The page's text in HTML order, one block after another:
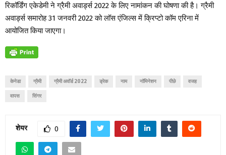
रिकॉर्डिंग एकेडेमी ने ग्रैमी अवार्ड्स 2022 के लिए नामांकन की घोषणा की है। ग्रैमी
अवार्ड्स समारोह 31 जनवरी 2022 को लॉस एंजिल्स में क्रिप्टो कॉम एरिना में
आयोजित किया जाएगा।
केनेडा ग्रैमी ग्रैमी अवॉर्ड 2022 ड्रेक नाम नॉमिनेशन पीछे वजह
वापस सिंगर
शेयर 0